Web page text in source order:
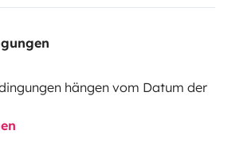
hängen vom Datum der